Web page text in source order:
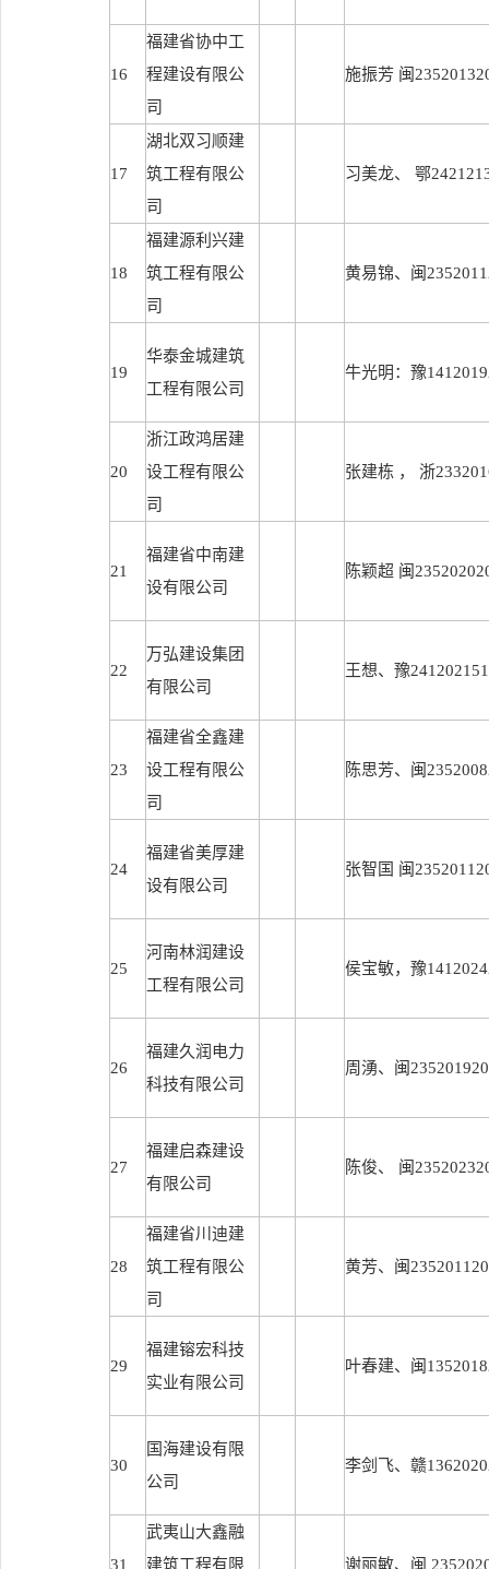
16
福建省协中工
程建设有限公
司
施振芳 闽
17
湖北双习顺建
筑工程有限公
司
习美龙、 鄂
18
福建源利兴建
筑工程有限公
司
黄易锦、闽
19
华泰金城建筑
工程有限公司
牛光明：豫
20
浙江政鸿居建
设工程有限公
司
张建栋 ， 浙
21
福建省中南建
设有限公司
陈颖超 闽
22
万弘建设集团
有限公司
王想、豫
23
福建省全鑫建
设工程有限公
司
陈思芳、闽
24
福建省美厚建
设有限公司
张智国 闽
25
河南林润建设
工程有限公司
侯宝敏，豫
26
福建久润电力
科技有限公司
周湧、闽
27
福建启森建设
有限公司
陈俊、 闽
28
福建省川迪建
筑工程有限公
司
黄芳、闽
29
福建镕宏科技
实业有限公司
叶春建、闽
30
国海建设有限
公司
李剑飞、赣
31
武夷山大鑫融
建筑工程有限
谢丽敏、闽